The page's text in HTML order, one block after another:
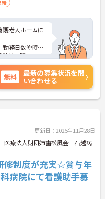
給
護老人ホームに
勤務日数や時間
験は不問ですの
る方にもおすす
ントなど、さら
気軽にご相談く
無料
最新の募集状況を問
い合わせる
更新日：2025年11月28日
医療法人財団姉歯松風会 石越病
修制度が充実☆賞与年
病院にて看護助手募